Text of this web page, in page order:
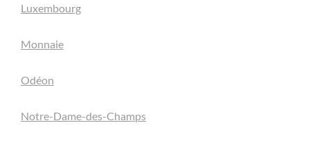
Luxembourg
Monnaie
Odéon
Notre-Dame-des-Champs